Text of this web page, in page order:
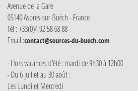
Avenue de la Gare
05140 Aspres-sur-Buëch - France
Tél : +33(0)4 92 58 68 88
Email :contact@sources-du-buech.com
- Hors vacances d'été : mardi de 9h30 à 12h00
- Du 6 juillet au 30 août :
Les Lundi et Mercredi